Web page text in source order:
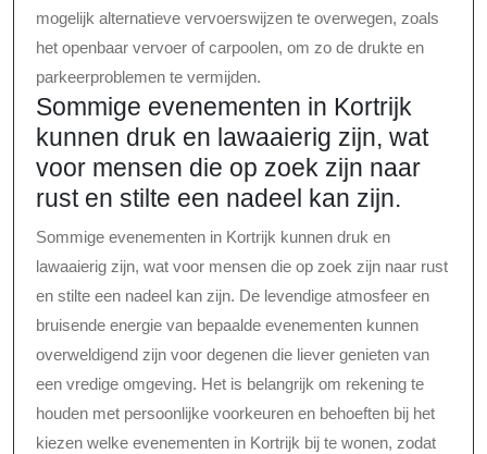
mogelijk alternatieve vervoerswijzen te overwegen, zoals
het openbaar vervoer of carpoolen, om zo de drukte en
parkeerproblemen te vermijden.
Sommige evenementen in Kortrijk
kunnen druk en lawaaierig zijn, wat
voor mensen die op zoek zijn naar
rust en stilte een nadeel kan zijn.
Sommige evenementen in Kortrijk kunnen druk en
lawaaierig zijn, wat voor mensen die op zoek zijn naar rust
en stilte een nadeel kan zijn. De levendige atmosfeer en
bruisende energie van bepaalde evenementen kunnen
overweldigend zijn voor degenen die liever genieten van
een vredige omgeving. Het is belangrijk om rekening te
houden met persoonlijke voorkeuren en behoeften bij het
kiezen welke evenementen in Kortrijk bij te wonen, zodat